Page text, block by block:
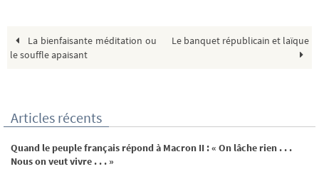
La bienfaisante méditation ou
le souffle apaisant
Le banquet républicain et laïque
Articles récents
Quand le peuple français répond à Macron II : « On lâche rien . . .
Nous on veut vivre . . . »